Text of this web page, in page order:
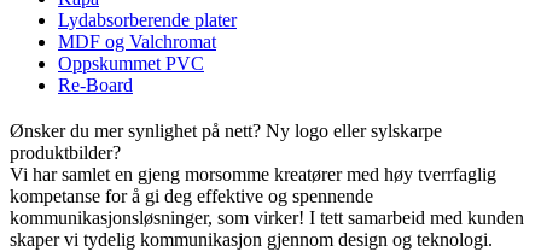
Lydabsorberende plater
MDF og Valchromat
Oppskummet PVC
Re-Board
Ønsker du mer synlighet på nett? Ny logo eller sylskarpe
produktbilder?
Vi har samlet en gjeng morsomme kreatører med høy tverrfaglig
kompetanse for å gi deg effektive og spennende
kommunikasjonsløsninger, som virker! I tett samarbeid med kunden
skaper vi tydelig kommunikasjon gjennom design og teknologi.